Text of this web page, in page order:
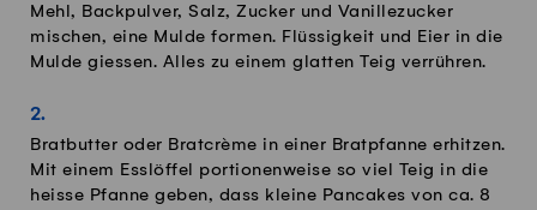
Mehl, Backpulver, Salz, Zucker und Vanillezucker
mischen, eine Mulde formen. Flüssigkeit und Eier in die
Mulde giessen. Alles zu einem glatten Teig verrühren.
Bratbutter oder Bratcrème in einer Bratpfanne erhitzen.
Mit einem Esslöffel portionenweise so viel Teig in die
heisse Pfanne geben, dass kleine Pancakes von ca. 8